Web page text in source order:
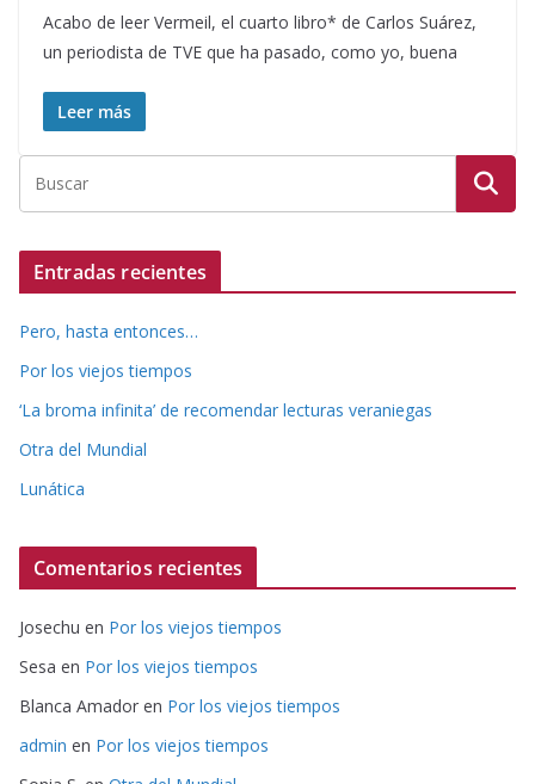
Acabo de leer Vermeil, el cuarto libro* de Carlos Suárez,
un periodista de TVE que ha pasado, como yo, buena
Leer más
Entradas recientes
Pero, hasta entonces…
Por los viejos tiempos
‘La broma infinita’ de recomendar lecturas veraniegas
Otra del Mundial
Lunática
Comentarios recientes
Josechu en Por los viejos tiempos
Sesa en Por los viejos tiempos
Blanca Amador en Por los viejos tiempos
admin en Por los viejos tiempos